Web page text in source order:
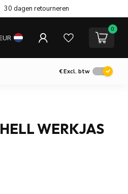
30 dagen retourneren
0
€Excl. btw
WERKJAS